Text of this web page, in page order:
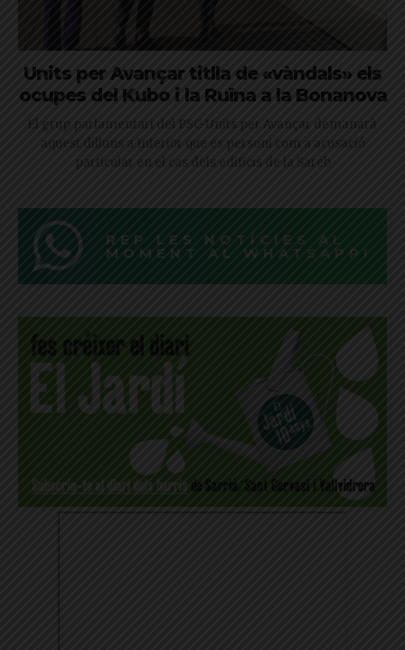
Units per Avançar titlla de «vàndals» els
ocupes del Kubo i la Ruïna a la Bonanova
El grup parlamentari del PSC-Units per Avançar demanarà
aquest dilluns a Interior que es personi com a acusació
particular en el cas dels edificis de la Sareb
REP LES NOTÍCIES AL
MOMENT AL WHATSAPP!